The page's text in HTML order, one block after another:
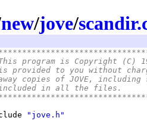
new/jove/
program is Copyright (C)
provided to you without
copies of JOVE,
in all the
"jove.h"